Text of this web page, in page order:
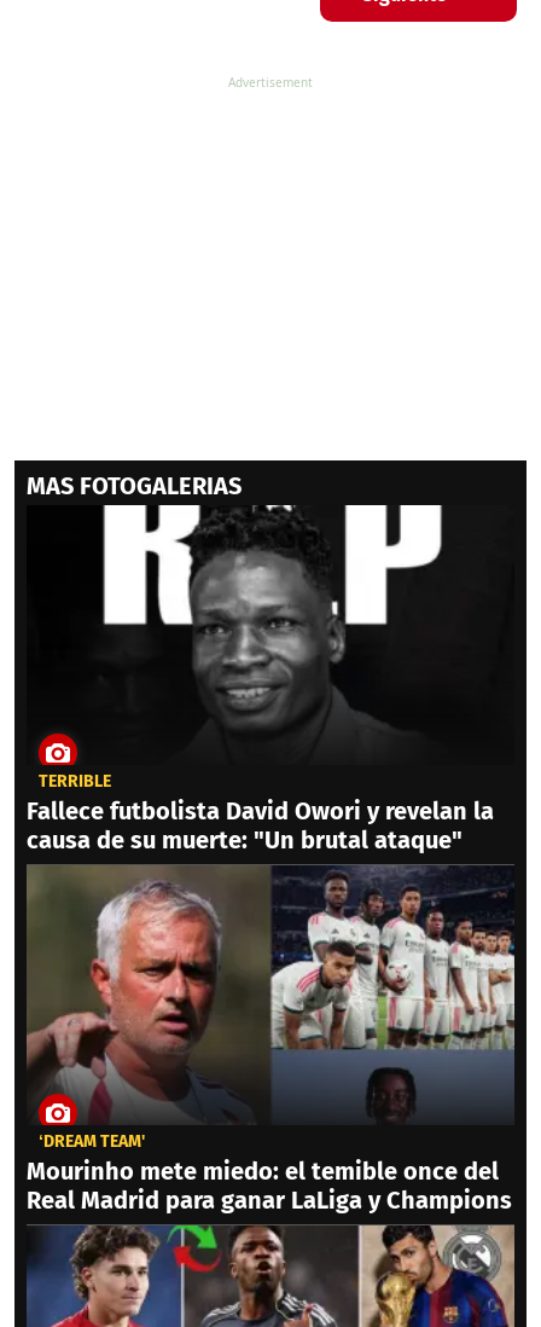
MAS FOTOGALERIAS
TERRIBLE
Fallece futbolista David Owori y revelan la
causa de su muerte: "Un brutal ataque"
‘DREAM TEAM'
Mourinho mete miedo: el temible once del
Real Madrid para ganar LaLiga y Champions